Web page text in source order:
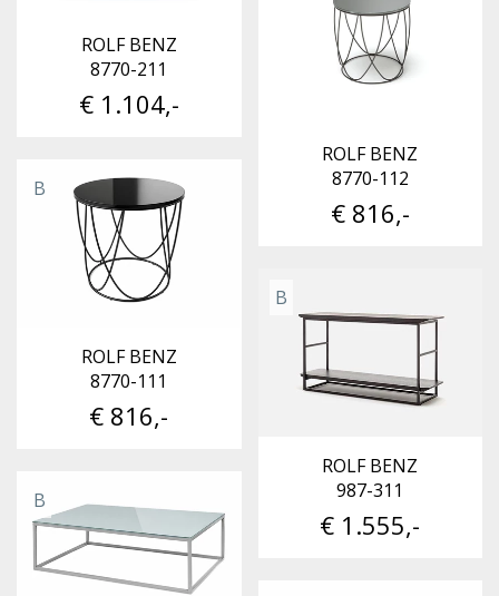
ROLF BENZ
8770-211
€ 1.104,-
ROLF BENZ
8770-112
€ 816,-
B
ROLF BENZ
8770-111
€ 816,-
B
ROLF BENZ
987-311
€ 1.555,-
B